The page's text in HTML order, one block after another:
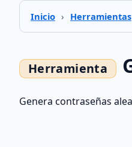
Inicio › Herramientas
Genera contraseñas